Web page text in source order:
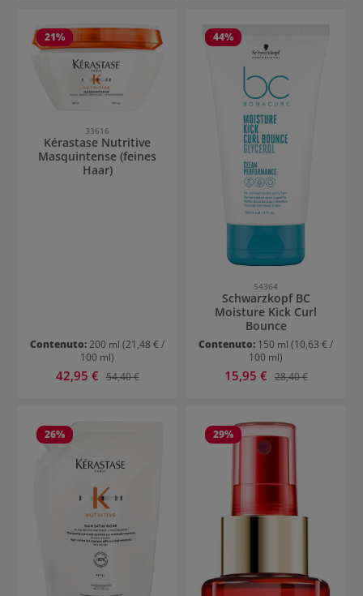
21%
33616
Kérastase Nutritive
Masquintense (feines
Haar)
Contenuto:200 ml (21,48 € /
100 ml)
Prezzo di vendita:
42,95 € Prezzo normale:
54,40 €
44%
54364
Schwarzkopf BC
Moisture Kick Curl
Bounce
Contenuto: 150 ml (10,63 € /
100 ml)
Prezzo di vendita:
15,95 € Prezzo normale:
28,40 €
26% 29%